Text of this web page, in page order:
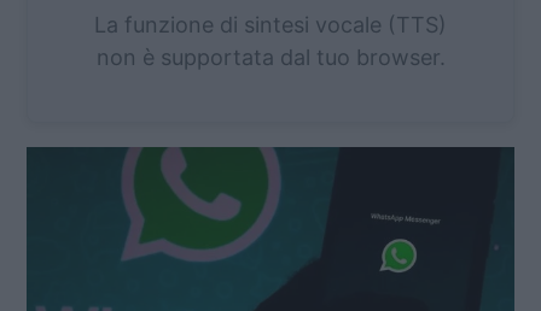
La funzione di sintesi vocale (TTS)
non è supportata dal tuo browser.